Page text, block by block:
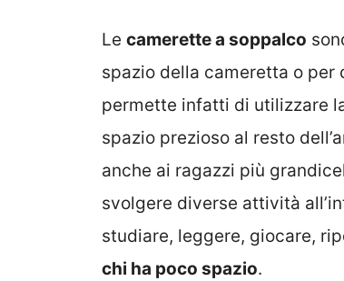
Le camerette a soppalco
spazio della cameretta o per
permette infatti di utilizzare
spazio prezioso al resto
anche ai ragazzi più
svolgere diverse attività
studiare, leggere, giocare,
chi ha poco spazio.